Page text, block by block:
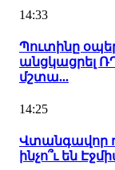
14:33
Պուտինը
անցկացրել
մշտա...
14:25
Վտանգավոր
ինչո՞ւ են